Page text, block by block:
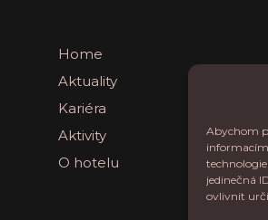
Abychom
informacím
jedinečná
ovlivnit
Home
Aktuality
Kariéra
Aktivity
O hotelu